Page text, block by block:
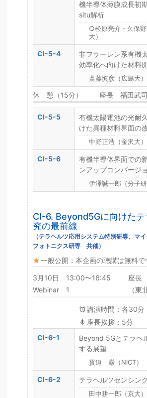
機半導体薄膜成長初
situ解析
○松原亮介・久保
大）
CI-5-4
非フラーレン系有機
効率化へ向けた材料
斎藤慎彦（広島大）
休 憩（15分） 座長 福田武司
CI-5-5
有機太陽電池の光耐
けた異種材料界面の
中野正浩（金沢大）
CI-5-6
有機半導体界面での
ンアップコンバージ
伊澤誠一郎（分子研
CI-6. Beyond5Gに向けたテ
究の最前線
（テラヘルツ応用システム特別研専、マ
フォトニクス研専 共催）
一般公開：本企画の聴講は無料で
3月10日 13:00〜16:45
Webinar 1
座
（東
講演時間：各30分
座長挨拶：5分
CI-6-1
Beyond 5Gとテラヘ
する展望
寳迫 巌（NICT）
CI-6-2 テラヘルツセンシン
田中耕一郎（京大）